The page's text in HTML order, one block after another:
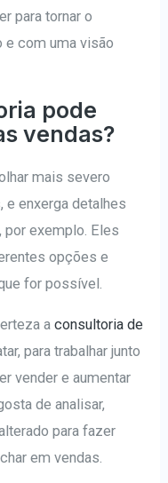
para tornar o
com uma visão
pode
vendas?
mais severo
e enxerga detalhes
por exemplo. Eles
opções e
for possível.
aconsultoria de
para trabalhar junto
vender e aumentar
de analisar,
para fazer
em vendas.